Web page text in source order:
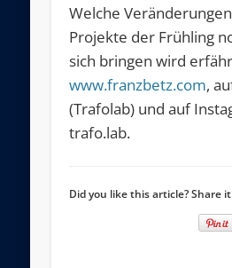
Welche
Projekte der Frühling
sich bringen wird
www.franzbetz.com,
(Trafolab) und auf
trafo.lab.
Did you like this article? Share